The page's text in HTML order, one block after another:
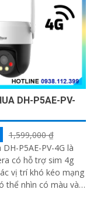
DH-P5AE-PV-
1,599,000 ₫
P5AE-PV-4G là
có hỗ trợ sim 4g
vị trí khó kéo mạng
thể nhìn có màu vào